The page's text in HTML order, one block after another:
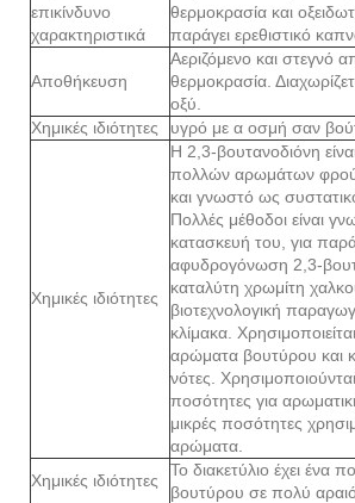
επικίνδυνο
χαρακτηριστικά
θερμοκρασία και
παράγει ερεθιστικό
Αποθήκευση
Αεριζόμενο και στεγνό
θερμοκρασία.
οξύ.
Χημικές ιδιότητες
υγρό με α οσμή σαν
Χημικές ιδιότητες
Η 2,3-βουτανοδιόνη
πολλών αρωμάτων
και γνωστό ως
Πολλές μέθοδοι είναι
κατασκευή του, για
αφυδρογόνωση 2,3-
καταλύτη χρωμίτη
βιοτεχνολογική
κλίμακα.
αρώματα βουτύρου και
νότες.
ποσότητες για
μικρές ποσότητες
αρώματα.
Χημικές ιδιότητες
Το διακετύλιο έχει ένα
βουτύρου σε πολύ